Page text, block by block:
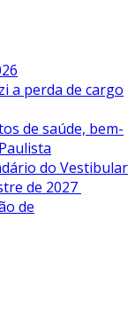
a perda de cargo
de saúde, bem-
do Vestibular
de 2027
de